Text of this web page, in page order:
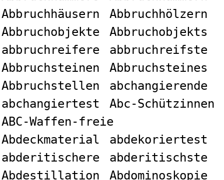
Abbruchhäusern
Abbruchhölzern
Abbruchobjekte
Abbruchobjekts
abbruchreifere
abbruchreifste
Abbruchsteinen
Abbruchsteines
Abbruchstellen
abchangierende
abchangiertest
Abc-Schützinnen
ABC-Waffen-freie
Abdeckmaterial
abdekoriertest
abderitischere
abderitischste
Abdestillation
Abdominoskopie